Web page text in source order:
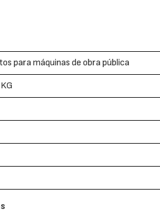
para máquinas de obra pública